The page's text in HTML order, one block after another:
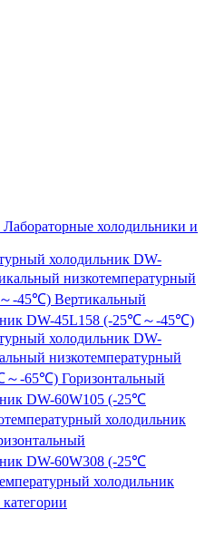
Лабораторные холодильники и
холодильник DW-
низкотемпературный
-45℃) Вертикальный
DW-45L158 (-25℃～-45℃)
холодильник DW-
низкотемпературный
～-65℃) Горизонтальный
DW-60W105 (-25℃
холодильник
DW-60W308 (-25℃
холодильник